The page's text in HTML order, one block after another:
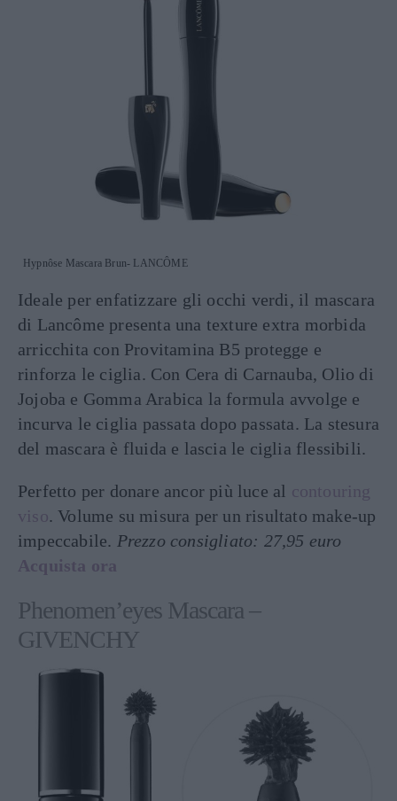
Hypnôse Mascara Brun- LANCÔME
Ideale per enfatizzare gli occhi verdi, il mascara
di Lancôme presenta una texture extra morbida
arricchita con Provitamina B5 protegge e
rinforza le ciglia. Con Cera di Carnauba, Olio di
Jojoba e Gomma Arabica la formula avvolge e
incurva le ciglia passata dopo passata. La stesura
del mascara è fluida e lascia le ciglia flessibili.
Perfetto per donare ancor più luce al contouring
viso. Volume su misura per un risultato make-up
impeccabile. Prezzo consigliato: 27,95 euro
Acquista ora
Phenomen’eyes Mascara –
GIVENCHY